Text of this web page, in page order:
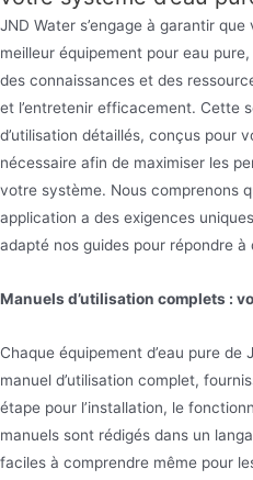
JND Water s’engage à garantir
meilleur équipement pour eau
des connaissances et des
et l’entretenir efficacement. Cette
d’utilisation détaillés, conçus pour
nécessaire afin de maximiser les
votre système. Nous comprenons
application a des exigences
adapté nos guides pour répondre
Manuels d’utilisation complets :
Chaque équipement d’eau pure de
manuel d’utilisation complet,
étape pour l’installation, le
manuels sont rédigés dans un
faciles à comprendre même pour